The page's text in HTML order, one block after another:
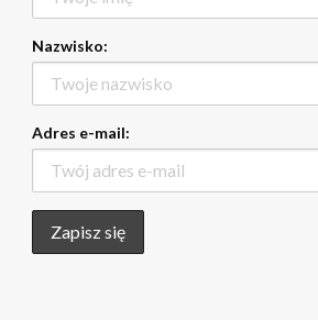
Nazwisko:
Adres e-mail: